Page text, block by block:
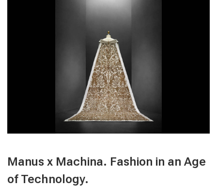
Manus x Machina. Fashion in an Age
of Technology.